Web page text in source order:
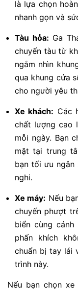
là lựa chọn
nhanh gọn và
Tàu hỏa: Ga
chuyến tàu từ
ngắm nhìn
qua khung cửa
cho người yêu
Xe khách: Các
chất lượng cao
mỗi ngày. Bạn
mặt tại trung
bạn tối ưu
nghi.
Xe máy: Nếu
chuyến phượt
biển cùng
phấn khích
chuẩn bị tay lái
trình này.
Nếu bạn chọn